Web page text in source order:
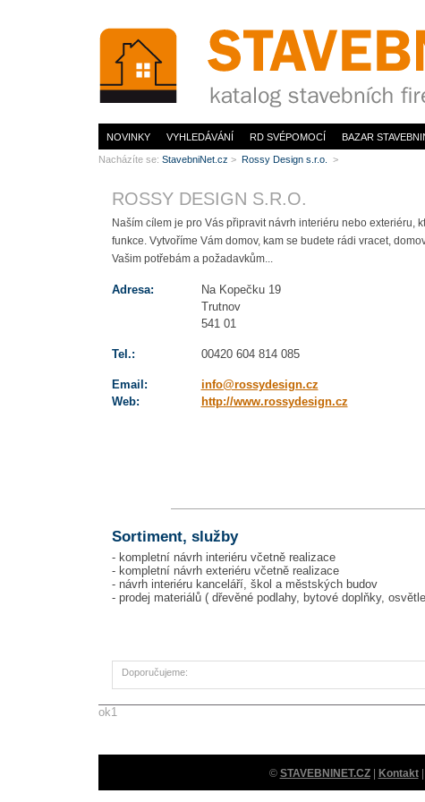
ROSSY DESIGN S.R.O.
Naším cílem je pro Vás připravit návrh interiéru nebo exteriéru,
funkce. Vytvoříme Vám domov, kam se budete rádi vracet,
Vašim potřebám a požadavkům...
Adresa:
Na Kopečku 19
Trutnov
541 01
Tel.: 00420 604 814 085
Email:
info@rossydesign.cz
Web:
http://www.rossydesign.cz
Sortiment, služby
- kompletní návrh interiéru včetně realizace
- kompletní návrh exteriéru včetně realizace
- návrh interiéru kanceláří, škol a městských budov
- prodej materiálů ( dřevěné podlahy, bytové doplňky,
Doporučujeme:
ok1
NOVINKY VYHLEDÁVÁNÍ RD SVÉPOMOCÍ BAZAR
Nacházíte se: StavebniNet.cz > Rossy Design s.r.o. >
© STAVEBNINET.CZ| Kontakt|